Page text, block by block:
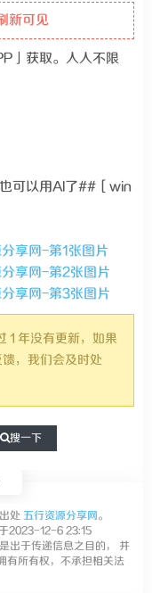
新可见
」获取。人人不限
可以用AI了##［win
年没有更新，如果
，我们会及时处
搜一下
处 五行资源分享网。
2023-12-6 23:15
出于传递信息之目的， 并
有所有权，不承担相关法